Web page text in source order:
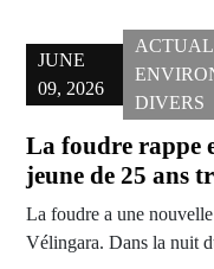
JUNE
09, 2026
DIVERS
La foudre rappe
jeune de 25 ans
La foudre a une
Vélingara. Dans la nuit